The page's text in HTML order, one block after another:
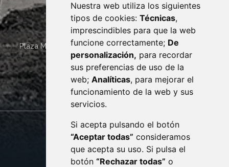
Nuestra web utiliza los siguientes
tipos de cookies: Técnicas,
imprescindibles para que la web
funcione correctamente; De
personalización, para recordar
sus preferencias de uso de la
web; Analíticas, para mejorar el
funcionamiento de la web y sus
servicios.
Si acepta pulsando el botón
“Aceptar todas” consideramos
que acepta su uso. Si pulsa el
botón “Rechazar todas” o
Plaza Mayor 4 22400 MONZÓN - ARAGÓN (ESPAÑA)
· (34) 974 400 700 ·
sac@monzon.es
monzon.es
CONTACTO
AVISO LEGAL
PROTECCIÓN DE DATOS
POLÍTICA DE COOKIES